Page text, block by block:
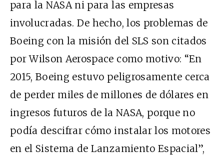
para la NASA ni para las empresas
involucradas. De hecho, los problemas de
Boeing con la misión del SLS son citados
por Wilson Aerospace como motivo: “En
2015, Boeing estuvo peligrosamente cerca
de perder miles de millones de dólares en
ingresos futuros de la NASA, porque no
podía descifrar cómo instalar los motores
en el Sistema de Lanzamiento Espacial”,